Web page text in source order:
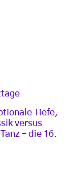
Tiefe,
versus
– die 16.